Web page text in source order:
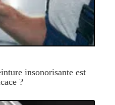
insonorisante est
?